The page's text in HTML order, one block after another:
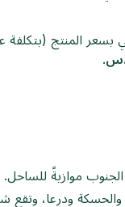
المنتج (بتكلفة عوامل
.
موازيةً للساحل.
ودرعا، وتقع شرق